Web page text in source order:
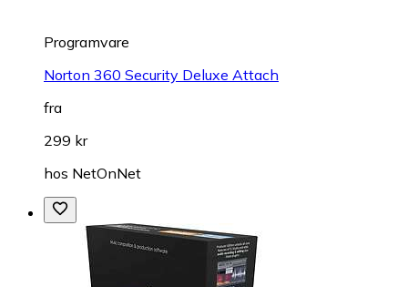
Programvare
Norton 360 Security Deluxe Attach
fra
299 kr
hos NetOnNet